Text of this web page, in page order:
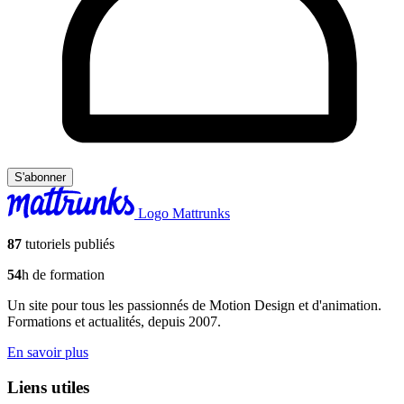
S'abonner
Logo Mattrunks
87 tutoriels publiés
54h de formation
Un site pour tous les passionnés de Motion Design et d'animation.
Formations et actualités, depuis 2007.
En savoir plus
Liens utiles